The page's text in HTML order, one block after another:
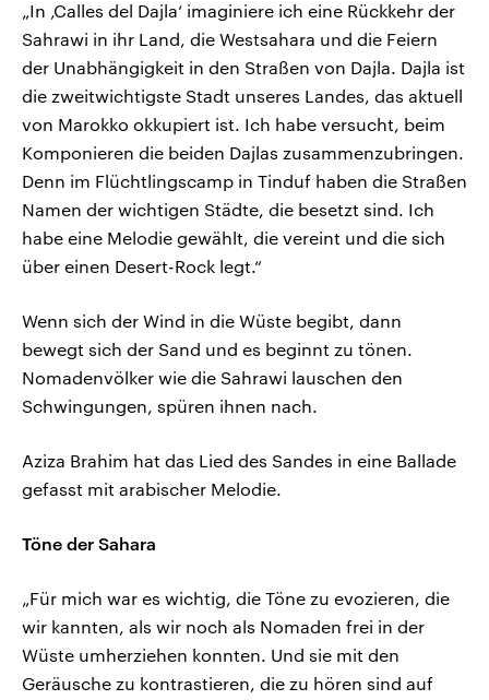
„In ‚Calles del Dajla‘ imaginiere ich eine Rückkehr der
Sahrawi in ihr Land, die Westsahara und die Feiern
der Unabhängigkeit in den Straßen von Dajla. Dajla ist
die zweitwichtigste Stadt unseres Landes, das aktuell
von Marokko okkupiert ist. Ich habe versucht, beim
Komponieren die beiden Dajlas zusammenzubringen.
Denn im Flüchtlingscamp in Tinduf haben die Straßen
Namen der wichtigen Städte, die besetzt sind. Ich
habe eine Melodie gewählt, die vereint und die sich
über einen Desert-Rock legt.“
Wenn sich der Wind in die Wüste begibt, dann
bewegt sich der Sand und es beginnt zu tönen.
Nomadenvölker wie die Sahrawi lauschen den
Schwingungen, spüren ihnen nach.
Aziza Brahim hat das Lied des Sandes in eine Ballade
gefasst mit arabischer Melodie.
Töne der Sahara
„Für mich war es wichtig, die Töne zu evozieren, die
wir kannten, als wir noch als Nomaden frei in der
Wüste umherziehen konnten. Und sie mit den
Geräusche zu kontrastieren, die zu hören sind auf